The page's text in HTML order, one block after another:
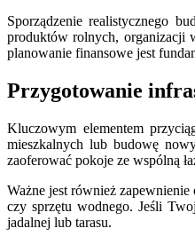
Sporządzenie realistycznego
produktów rolnych, organizacji
planowanie finansowe jest
Przygotowanie
Kluczowym elementem
mieszkalnych lub budowę
zaoferować pokoje ze wspólną
Ważne jest również
czy sprzętu wodnego. Jeśli
jadalnej lub tarasu.